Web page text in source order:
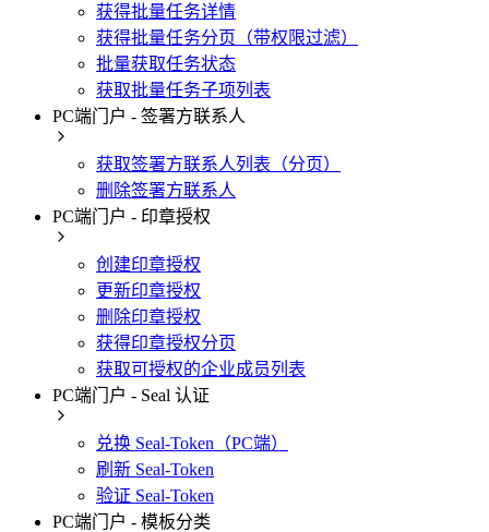
获得批量任务详情
获得批量任务分页（带权限过滤）
批量获取任务状态
获取批量任务子项列表
PC端门户 - 签署方联系人
获取签署方联系人列表（分页）
删除签署方联系人
PC端门户 - 印章授权
创建印章授权
更新印章授权
删除印章授权
获得印章授权分页
获取可授权的企业成员列表
PC端门户 - Seal 认证
兑换 Seal-Token（PC端）
刷新 Seal-Token
验证 Seal-Token
PC端门户 - 模板分类